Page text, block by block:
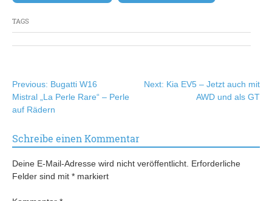
TAGS
Beitragsnavigation
Previous: Bugatti W16
Mistral „La Perle Rare“ – Perle
auf Rädern
Next: Kia EV5 – Jetzt auch mit
AWD und als GT
Schreibe einen Kommentar
Deine E-Mail-Adresse wird nicht veröffentlicht. Erforderliche
Felder sind mit * markiert